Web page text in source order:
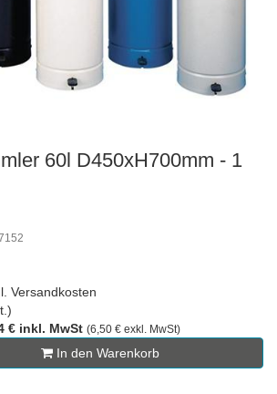
60l D450xH700mm - 1
Versandkosten
€ inkl. MwSt (6,50 € exkl. MwSt)
In den Warenkorb